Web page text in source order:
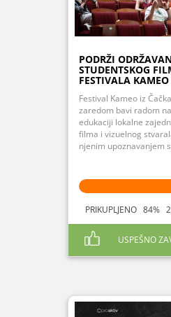
PODRŽI
STUDENTSKOG
FESTIVALA KAMEO
Festival Kameo iz
zaredom bavi radom
edukaciji lokalne
filma i vizuelnog
njenim upoznavanjem
PRIKUPLJENO 84%
USPEŠNO